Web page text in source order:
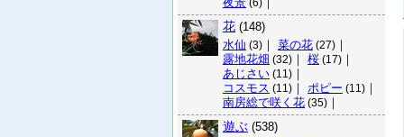
(6)
花 (148)
水仙 (3) ｜ 菜の花 (27) ｜
露地花畑 (32) ｜ 桜 (17) ｜
あじさい (11) ｜
コスモス (11) ｜ ポピー (11) ｜
南房総で咲く花 (35) ｜
遊ぶ (538)